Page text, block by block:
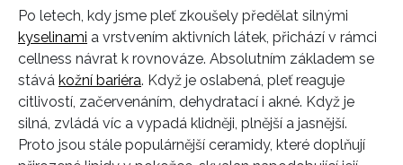
Po letech, kdy jsme pleť zkoušely předělat silnými
kyselinami a vrstvením aktivních látek, přichází v rámci
cellness návrat k rovnováze. Absolutním základem se
stává kožní bariéra. Když je oslabená, pleť reaguje
citlivostí, začervenáním, dehydratací i akné. Když je
silná, zvládá víc a vypadá klidněji, plnější a jasnější.
Proto jsou stále populárnější ceramidy, které doplňují